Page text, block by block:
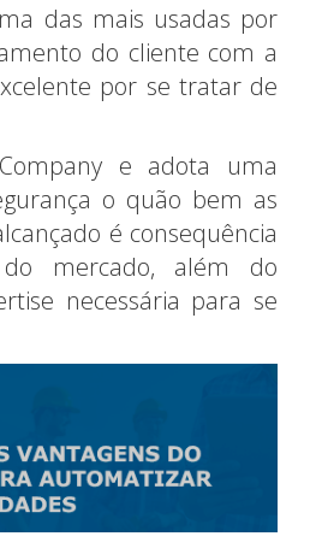
das mais usadas por
do cliente com a
por se tratar de
e adota uma
o quão bem as
é consequência
mercado, além do
necessária para se